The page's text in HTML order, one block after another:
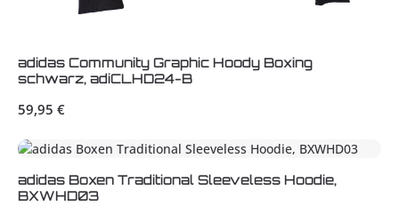
adidas Community Graphic Hoody Boxing
schwarz, adiCLHD24-B
Regulärer Preis:
59,95 €
adidas Boxen Traditional Sleeveless Hoodie,
BXWHD03